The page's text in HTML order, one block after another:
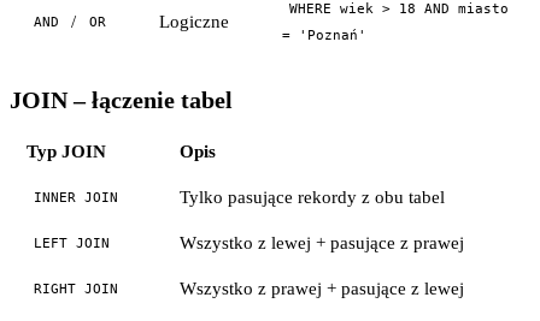
AND / OR Logiczne
WHERE wiek > 18 AND miasto
= 'Poznań'
JOIN – łączenie tabel
Typ JOIN Opis
INNER JOIN Tylko pasujące rekordy z obu tabel
LEFT JOIN Wszystko z lewej + pasujące z prawej
RIGHT JOIN Wszystko z prawej + pasujące z lewej